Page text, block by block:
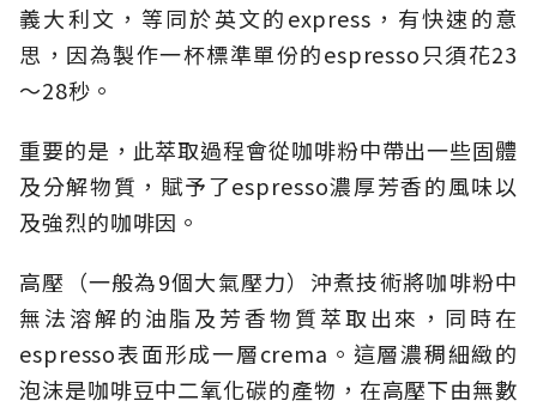
義大利文，等同於英文的express，有快速的意
思，因為製作一杯標準單份的espresso只須花23
～28秒。
重要的是，此萃取過程會從咖啡粉中帶出一些固體
及分解物質，賦予了espresso濃厚芳香的風味以
及強烈的咖啡因。
高壓（一般為9個大氣壓力）沖煮技術將咖啡粉中
無法溶解的油脂及芳香物質萃取出來，同時在
espresso表面形成一層crema。這層濃稠細緻的
泡沫是咖啡豆中二氧化碳的產物，在高壓下由無數